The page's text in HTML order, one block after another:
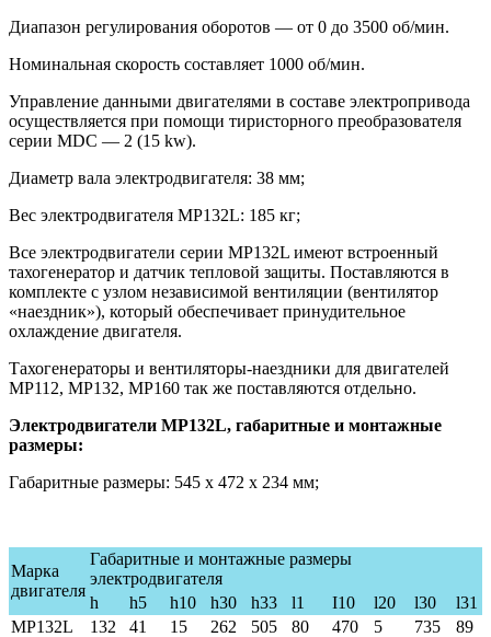
Диапазон регулирования оборотов — от 0 до 3500 об/мин.
Номинальная скорость составляет 1000 об/мин.
Управление данными двигателями в составе электропривода
осуществляется при помощи тиристорного преобразователя
серии MDС — 2 (15 kw).
Диаметр вала электродвигателя: 38 мм;
Вес электродвигателя МР132L: 185 кг;
Все электродвигатели серии МР132L имеют встроенный
тахогенератор и датчик тепловой защиты. Поставляются в
комплекте с узлом независимой вентиляции (вентилятор
«наездник»), который обеспечивает принудительное
охлаждение двигателя.
Тахогенераторы и вентиляторы-наездники для двигателей
МР112, МР132, МР160 так же поставляются отдельно.
Электродвигатели МР132L, габаритные и монтажные
размеры:
Габаритные размеры: 545 х 472 х 234 мм;
Марка
двигателя
Габаритные и монтажные размеры
электродвигателя
h
h5 h10 h30 h33 l1 I10 l20 l30
l31
MP132L
132 41 15 262 505 80 470 5 735 89